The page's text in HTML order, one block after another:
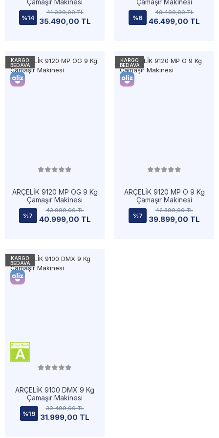
Çamaşır Makinesi
%14
41.099,00 TL
35.490,00 TL
Çamaşır Makinesi
%6
49.499,00 TL
46.499,00 TL
KARGO
BEDAVA
ARÇELİK 9120 MP OG 9 Kg
Çamaşır Makinesi
%7
43.999,00 TL
40.999,00 TL
KARGO
BEDAVA
ARÇELİK 9120 MP O 9 Kg
Çamaşır Makinesi
%7
42.899,00 TL
39.899,00 TL
KARGO
BEDAVA
ARÇELİK 9100 DMX 9 Kg
Çamaşır Makinesi
%19
39.499,00 TL
31.999,00 TL